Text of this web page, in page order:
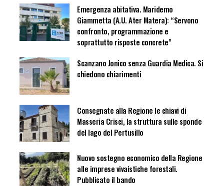
Emergenza abitativa. Maridemo
Giammetta (A.U. Ater Matera): “Servono
confronto, programmazione e
soprattutto risposte concrete”
Scanzano Jonico senza Guardia Medica. Si
chiedono chiarimenti
Consegnate alla Regione le chiavi di
Masseria Crisci, la struttura sulle sponde
del lago del Pertusillo
Nuovo sostegno economico della Regione
alle imprese vivaistiche forestali.
Pubblicato il bando